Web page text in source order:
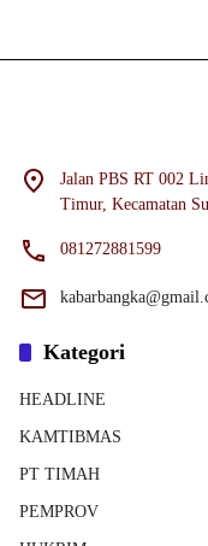
Jalan PBS RT 002
Timur, Kecamatan
081272881599
Kategori
HEADLINE
KAMTIBMAS
PT TIMAH
PEMPROV